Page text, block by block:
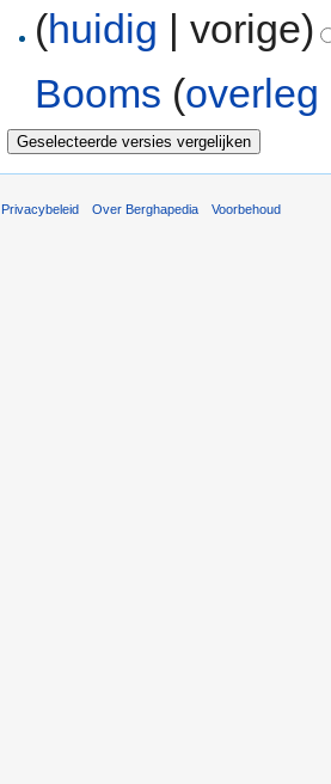
(huidig | vorige)
Booms (overleg
Privacybeleid Over Berghapedia Voorbehoud